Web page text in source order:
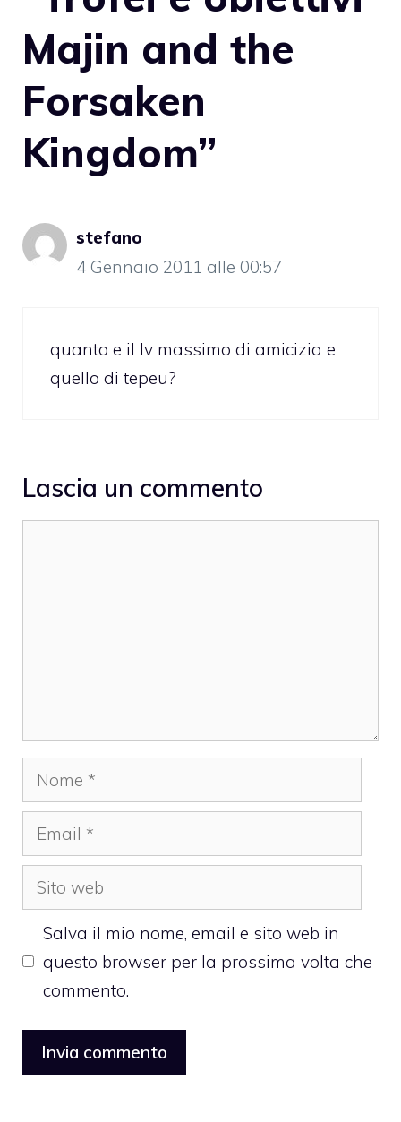
Majin and the
Forsaken
Kingdom”
stefano
4 Gennaio 2011 alle 00:57
quanto e il lv massimo di amicizia e
quello di tepeu?
Lascia un commento
Nome
Email
Sito
web
Salva il mio nome, email e sito web in
questo browser per la prossima volta che
commento.